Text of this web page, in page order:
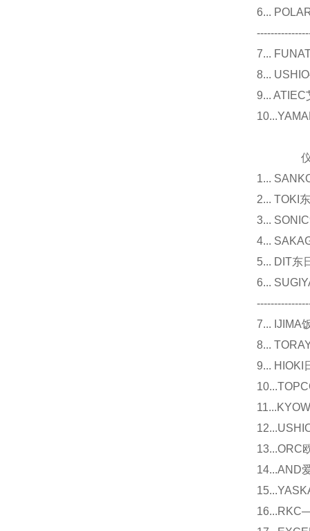
6...
7...
8...
9...
仪器
1...
2... TOKI
3...
4...
5... DIT东
6...
7... IJIMA
8...
9... HIOKI
13...ORC
14...AND